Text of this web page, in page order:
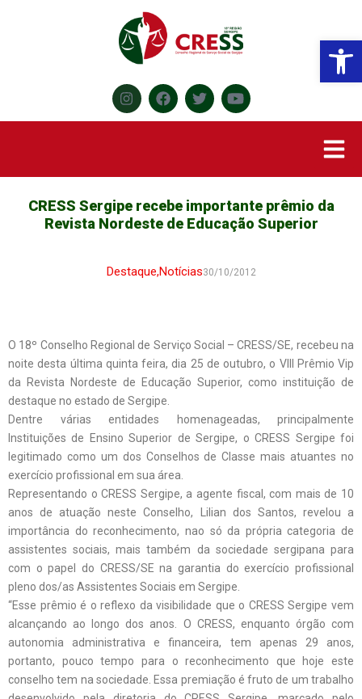
CRESS Sergipe recebe importante prêmio da
Revista Nordeste de Educação Superior
Destaque,Notícias30/10/2012
O 18º Conselho Regional de Serviço Social – CRESS/SE, recebeu na
noite desta última quinta feira, dia 25 de outubro, o VIII Prêmio Vip
da Revista Nordeste de Educação Superior, como instituição de
destaque no estado de Sergipe.
Dentre várias entidades homenageadas, principalmente
Instituições de Ensino Superior de Sergipe, o CRESS Sergipe foi
legitimado como um dos Conselhos de Classe mais atuantes no
exercício profissional em sua área.
Representando o CRESS Sergipe, a agente fiscal, com mais de 10
anos de atuação neste Conselho, Lilian dos Santos, revelou a
importância do reconhecimento, nao só da própria categoria de
assistentes sociais, mais também da sociedade sergipana para
com o papel do CRESS/SE na garantia do exercício profissional
pleno dos/as Assistentes Sociais em Sergipe.
“Esse prêmio é o reflexo da visibilidade que o CRESS Sergipe vem
alcançando ao longo dos anos. O CRESS, enquanto órgão com
autonomia administrativa e financeira, tem apenas 29 anos,
portanto, pouco tempo para o reconhecimento que hoje este
conselho tem na sociedade. Essa premiação é fruto de um trabalho